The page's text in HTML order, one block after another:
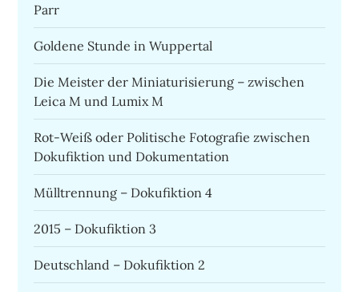
Parr
Goldene Stunde in Wuppertal
Die Meister der Miniaturisierung – zwischen
Leica M und Lumix M
Rot-Weiß oder Politische Fotografie zwischen
Dokufiktion und Dokumentation
Mülltrennung – Dokufiktion 4
2015 – Dokufiktion 3
Deutschland – Dokufiktion 2